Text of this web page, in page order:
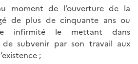
moment de l’ouverture de la
de plus de cinquante ans ou
infirmité le mettant dans
de subvenir par son travail aux
;